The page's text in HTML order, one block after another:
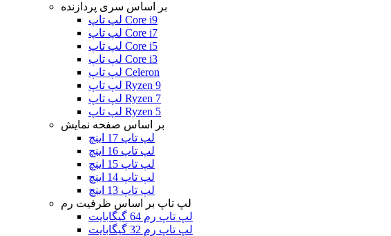
بر اساس سری پردازنده
لپ تاپ Core i9
لپ تاپ Core i7
لپ تاپ Core i5
لپ تاپ Core i3
لپ تاپ Celeron
لپ تاپ Ryzen 9
لپ تاپ Ryzen 7
لپ تاپ Ryzen 5
بر اساس صفحه نمایش
لپ تاپ 17 اینچ
لپ تاپ 16 اینچ
لپ تاپ 15 اینچ
لپ تاپ 14 اینچ
لپ تاپ 13 اینچ
لپ تاپ بر اساس ظرفیت رم
لپ تاپ رم 64 گیگابایت
لپ تاپ رم 32 گیگابایت